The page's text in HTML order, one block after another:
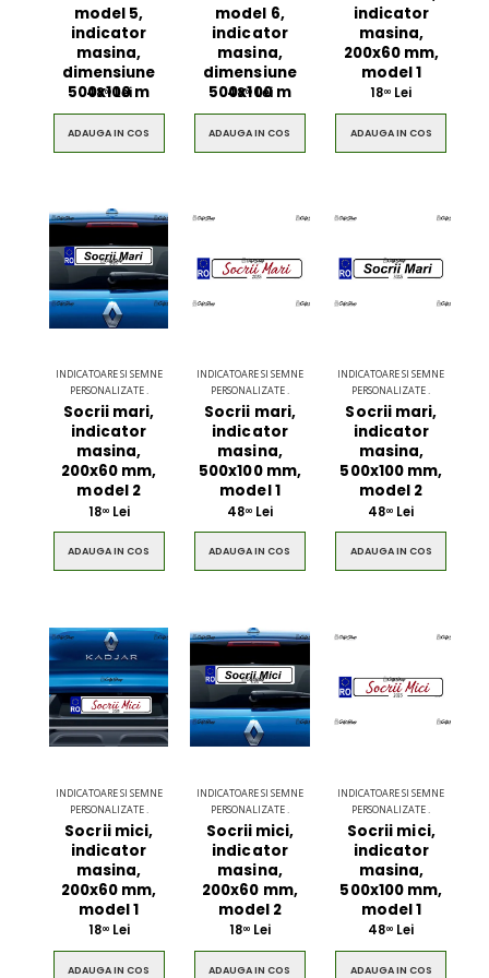
model 5,
indicator
masina,
dimensiune
500x100 m
4800Lei
ADAUGA IN COS
model 6,
indicator
masina,
dimensiune
500x100 m
4800Lei
ADAUGA IN COS
indicator
masina,
200x60 mm,
model 1
1800 Lei
ADAUGA IN COS
INDICATOARE SI SEMNE
PERSONALIZATE .
Socrii mari,
indicator
masina,
200x60 mm,
model 2
1800Lei
ADAUGA IN COS
INDICATOARE SI SEMNE
PERSONALIZATE .
Socrii mari,
indicator
masina,
500x100 mm,
model 1
4800Lei
ADAUGA IN COS
INDICATOARE SI SEMNE
PERSONALIZATE .
Socrii mari,
indicator
masina,
500x100 mm,
model 2
4800 Lei
ADAUGA IN COS
INDICATOARE SI SEMNE
PERSONALIZATE .
Socrii mici,
indicator
masina,
200x60 mm,
model 1
1800Lei
ADAUGA IN COS
INDICATOARE SI SEMNE
PERSONALIZATE .
Socrii mici,
indicator
masina,
200x60 mm,
model 2
1800Lei
ADAUGA IN COS
INDICATOARE SI SEMNE
PERSONALIZATE .
Socrii mici,
indicator
masina,
500x100 mm,
model 1
4800 Lei
ADAUGA IN COS